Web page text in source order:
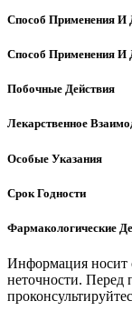
Способ Применения И
Способ Применения И
Побочные Действия
Лекарственное
Особые Указания
Срок Годности
Фармакологические
Информация носит
неточности. Перед